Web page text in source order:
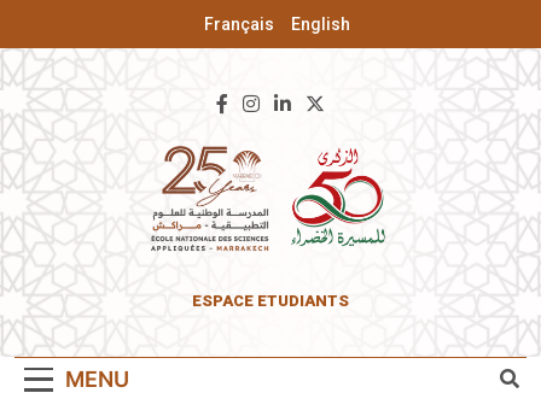
Français English
ENSA De
ESPACE ETUDIANTS
MENU